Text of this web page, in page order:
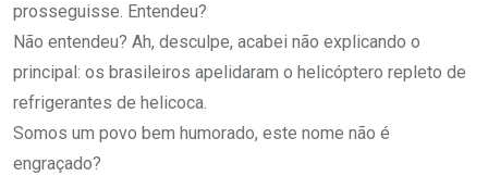
prosseguisse. Entendeu?
Não entendeu? Ah, desculpe, acabei não explicando o
principal: os brasileiros apelidaram o helicóptero repleto de
refrigerantes de helicoca.
Somos um povo bem humorado, este nome não é
engraçado?